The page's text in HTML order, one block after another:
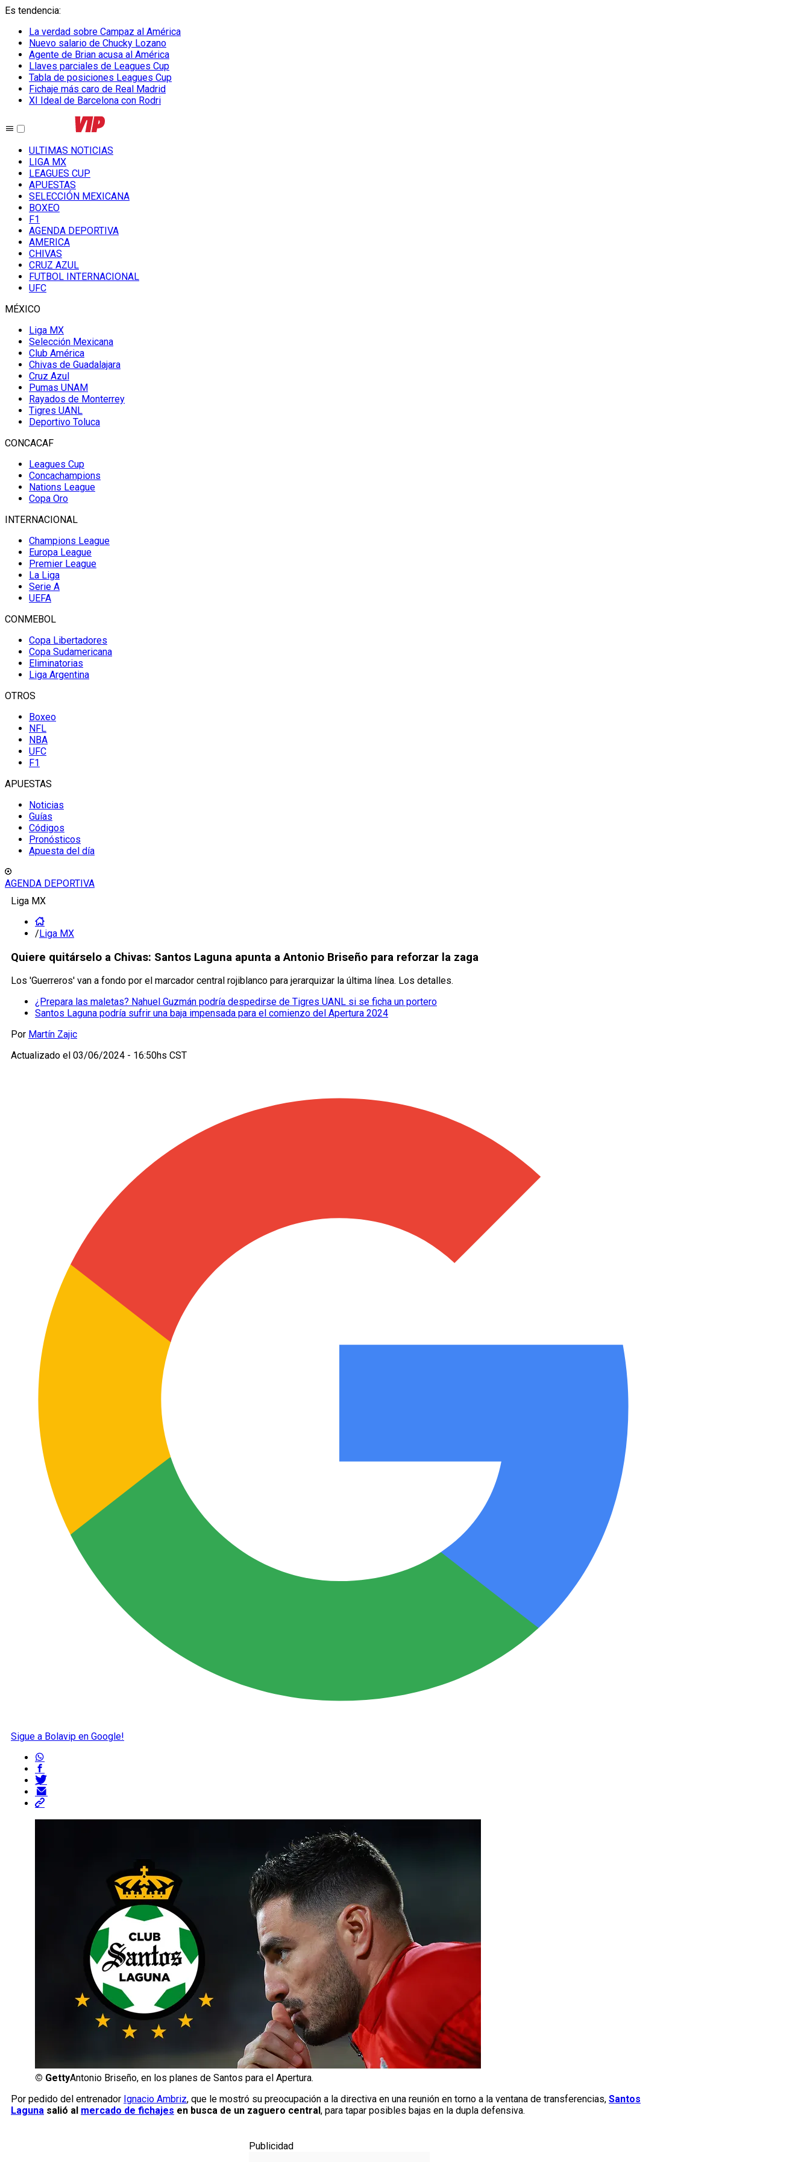
Es tendencia:
La verdad sobre Campaz al América
Nuevo salario de Chucky Lozano
Agente de Brian acusa al América
Llaves parciales de Leagues Cup
Tabla de posiciones Leagues Cup
Fichaje más caro de Real Madrid
XI Ideal de Barcelona con Rodri
ULTIMAS NOTICIAS
LIGA MX
LEAGUES CUP
APUESTAS
SELECCIÓN MEXICANA
BOXEO
F1
AGENDA DEPORTIVA
AMERICA
CHIVAS
CRUZ AZUL
FUTBOL INTERNACIONAL
UFC
MÉXICO
Liga MX
Selección Mexicana
Club América
Chivas de Guadalajara
Cruz Azul
Pumas UNAM
Rayados de Monterrey
Tigres UANL
Deportivo Toluca
CONCACAF
Leagues Cup
Concachampions
Nations League
Copa Oro
INTERNACIONAL
Champions League
Europa League
Premier League
La Liga
Serie A
UEFA
CONMEBOL
Copa Libertadores
Copa Sudamericana
Eliminatorias
Liga Argentina
OTROS
Boxeo
NFL
NBA
UFC
F1
APUESTAS
Noticias
Guías
Códigos
Pronósticos
Apuesta del día
AGENDA DEPORTIVA
Liga MX
/Liga MX
Quiere quitárselo a Chivas: Santos Laguna apunta a Antonio Briseño para reforzar la zaga
Los 'Guerreros' van a fondo por el marcador central rojiblanco para jerarquizar la última línea. Los detalles.
¿Prepara las maletas? Nahuel Guzmán podría despedirse de Tigres UANL si se ficha un portero
Santos Laguna podría sufrir una baja impensada para el comienzo del Apertura 2024
Por Martín Zajic
Actualizado el 03/06/2024 - 16:50hs CST
Sigue a Bolavip en Google!
© GettyAntonio Briseño, en los planes de Santos para el Apertura.
Por pedido del entrenador Ignacio Ambriz, que le mostró su preocupación a la directiva en una reunión en torno a la ventana de transferencias, Santos
Laguna salió al mercado de fichajes en busca de un zaguero central , para tapar posibles bajas en la dupla defensiva.
Publicidad